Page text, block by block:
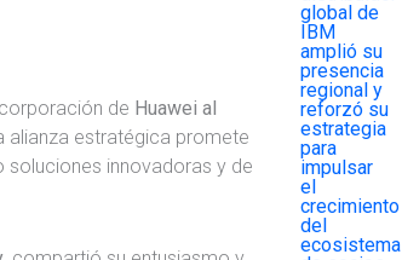
de Huawei al
alianza estratégica promete
innovadoras y de